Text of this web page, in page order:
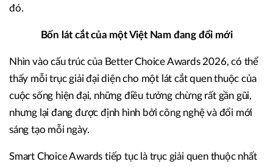
đó.
Bốn lát cắt của một Việt Nam đang đổi mới
Nhìn vào cấu trúc của Better Choice Awards 2026, có thể
thấy mỗi trục giải đại diện cho một lát cắt quen thuộc của
cuộc sống hiện đại, những điều tưởng chừng rất gần gũi,
nhưng lại đang được định hình bởi công nghệ và đổi mới
sáng tạo mỗi ngày.
Smart Choice Awards tiếp tục là trục giải quen thuộc nhất